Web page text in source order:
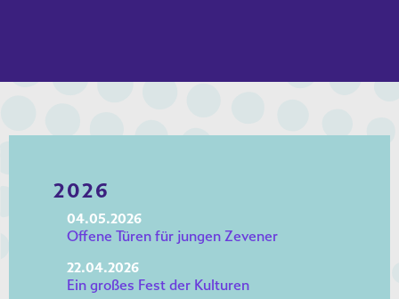
2026
04.05.2026
Offene Türen für jungen Zevener
22.04.2026
Ein großes Fest der Kulturen